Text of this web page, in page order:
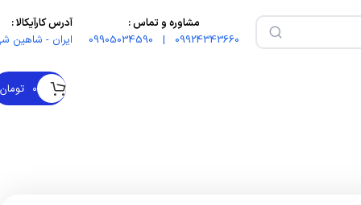
مشاوره و تماس :
09924343660 | 09905034590
آدرس کارآیکالا :
ایران - شاهین
۰ تومان